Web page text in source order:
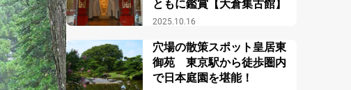
2025.10.16
ともに鑑賞【大倉集古館】
穴場の散策スポット皇居東
御苑 東京駅から徒歩圏内
で日本庭園を堪能！